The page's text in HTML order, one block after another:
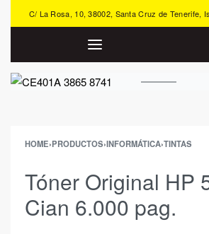
C/ La Rosa, 10, 38002, Santa Cruz de Tenerife,
HOME›PRODUCTOS›INFORMÁTICA›TINTAS
Tóner Original HP
Cian 6.000 pag.